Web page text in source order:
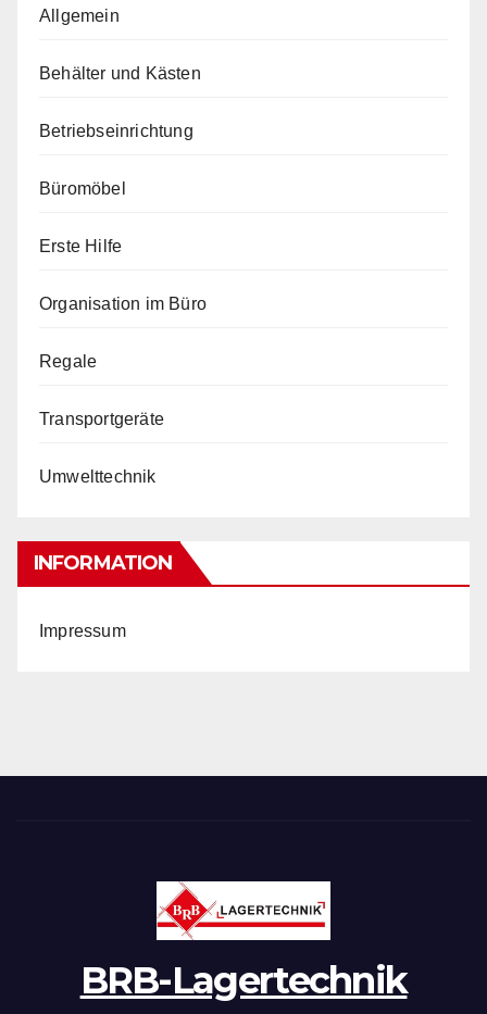
Allgemein
Behälter und Kästen
Betriebseinrichtung
Büromöbel
Erste Hilfe
Organisation im Büro
Regale
Transportgeräte
Umwelttechnik
INFORMATION
Impressum
BRB-Lagertechnik